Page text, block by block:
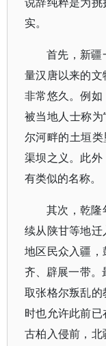
实。
首先，新疆
量汉唐以来的
非常悠久。例
被当地人士称
尔河畔的土垣类
渠坝之义。此
有类似的名称。
其次，乾隆
续从陕甘等地
地区民众入疆
齐、辟展一带。
取张格尔叛乱
时也允许此前
古柏入侵前，